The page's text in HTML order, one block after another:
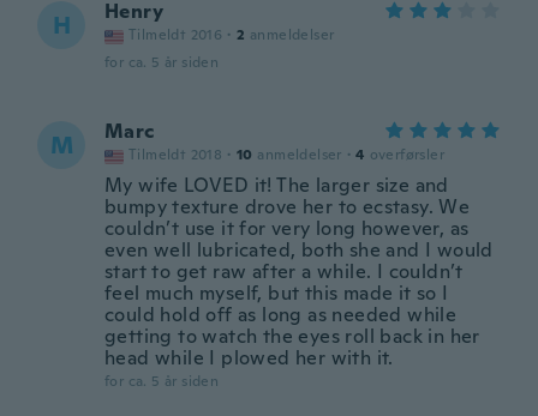
H Henry
Tilmeldt 2016 · 2 anmeldelser
for ca. 5 år siden
M Marc
Tilmeldt 2018 · 10 anmeldelser · 4 overførsler
My wife LOVED it! The larger size and
bumpy texture drove her to ecstasy. We
couldn’t use it for very long however, as
even well lubricated, both she and I would
start to get raw after a while. I couldn’t
feel much myself, but this made it so I
could hold off as long as needed while
getting to watch the eyes roll back in her
head while I plowed her with it.
for ca. 5 år siden